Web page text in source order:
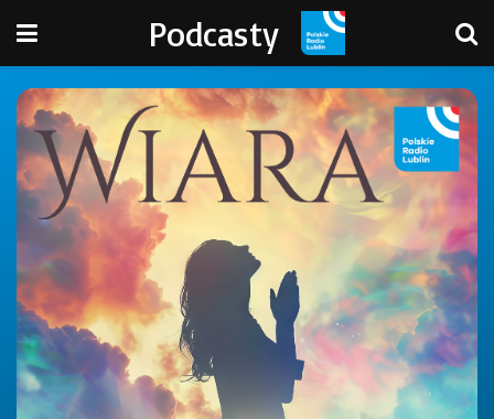
Podcasty